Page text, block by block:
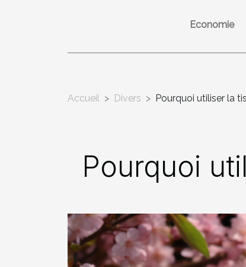
Economie
Accueil Divers Pourquoi utiliser la
Pourquoi